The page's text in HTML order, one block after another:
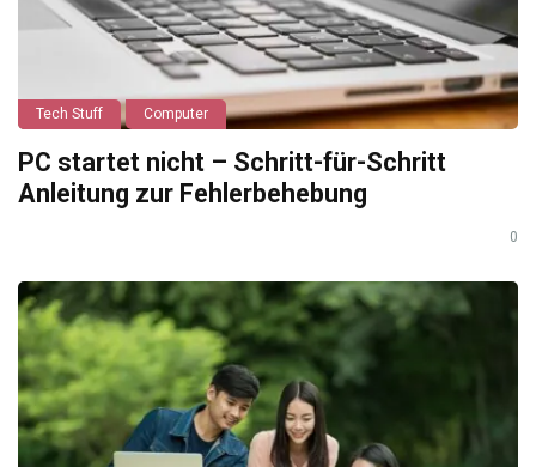
Tech Stuff Computer
PC startet nicht – Schritt-für-Schritt
Anleitung zur Fehlerbehebung
0